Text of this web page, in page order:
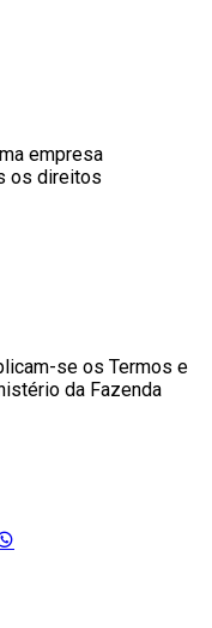
empresa
os direitos
se os Termos e
da Fazenda